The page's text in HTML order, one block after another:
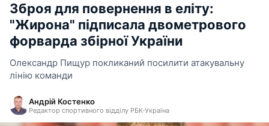
Зброя для повернення в еліту:
"Жирона" підписала двометрового
форварда збірної України
Олександр Пищур покликаний посилити атакувальну
лінію команди
Андрій Костенко
Редактор спортивного відділу РБК-Україна